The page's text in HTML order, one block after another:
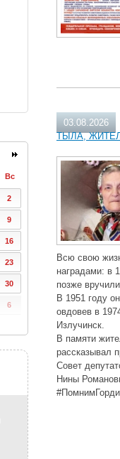
03.08.2026
ТЫЛА,
Всю свою
наградами: в
позже
В 1951 году
овдовев в
Излучинск.
В памяти
рассказывал
Совет
Нины
Вс
2
9
16
23
30
6